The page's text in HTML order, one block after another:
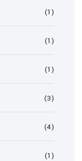
(1)
(1)
(1)
(3)
(4)
(1)